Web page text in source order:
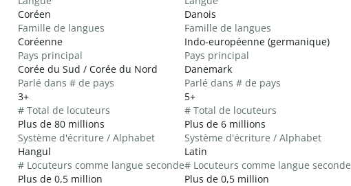
Coréen
Famille de langues
Coréenne
Pays principal
Corée du Sud / Corée du Nord
Parlé dans # de pays
3+
# Total de locuteurs
Plus de 80 millions
Système d'écriture / Alphabet
Hangul
# Locuteurs comme langue seconde
Plus de 0,5 million
Danois
Famille de langues
Indo-européenne (germanique)
Pays principal
Danemark
Parlé dans # de pays
5+
# Total de locuteurs
Plus de 6 millions
Système d'écriture / Alphabet
Latin
# Locuteurs comme langue seconde
Plus de 0,5 million